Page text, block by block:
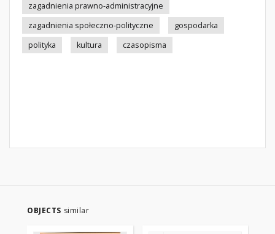
zagadnienia prawno-administracyjne
zagadnienia społeczno-polityczne
gospodarka
polityka
kultura czasopisma
OBJECTS similar